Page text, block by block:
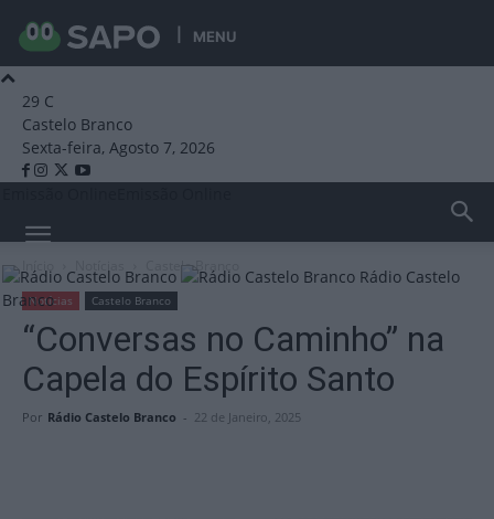
MENU
29 C
Castelo Branco
Sexta-feira, Agosto 7, 2026
Rádio Castelo
Branco
Castelo Branco
Notícias Castelo Branco
“Conversas no Caminho” na
Capela do Espírito Santo
Por Rádio Castelo Branco - 22 de Janeiro, 2025